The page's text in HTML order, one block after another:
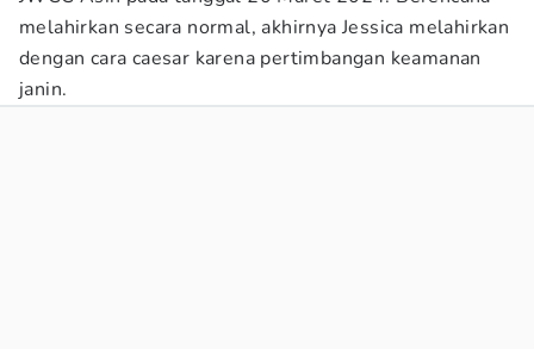
melahirkan secara normal, akhirnya Jessica melahirkan
dengan cara caesar karena pertimbangan keamanan
janin.